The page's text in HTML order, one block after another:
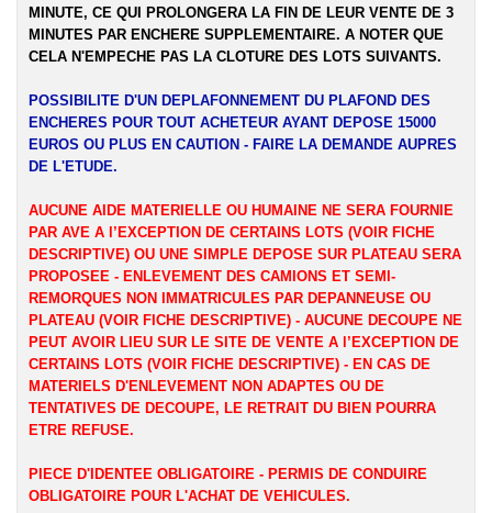
MINUTE, CE QUI PROLONGERA LA FIN DE LEUR VENTE DE 3
MINUTES PAR ENCHERE SUPPLEMENTAIRE. A NOTER QUE
CELA N'EMPECHE PAS LA CLOTURE DES LOTS SUIVANTS.
POSSIBILITE D'UN DEPLAFONNEMENT DU PLAFOND DES
ENCHERES POUR TOUT ACHETEUR AYANT DEPOSE 15000
EUROS OU PLUS EN CAUTION - FAIRE LA DEMANDE AUPRES
DE L'ETUDE.
AUCUNE AIDE MATERIELLE OU HUMAINE NE SERA FOURNIE
PAR AVE A l’EXCEPTION DE CERTAINS LOTS (VOIR FICHE
DESCRIPTIVE) OU UNE SIMPLE DEPOSE SUR PLATEAU SERA
PROPOSEE - ENLEVEMENT DES CAMIONS ET SEMI-
REMORQUES NON IMMATRICULES PAR DEPANNEUSE OU
PLATEAU (VOIR FICHE DESCRIPTIVE) - AUCUNE DECOUPE NE
PEUT AVOIR LIEU SUR LE SITE DE VENTE A l’EXCEPTION DE
CERTAINS LOTS (VOIR FICHE DESCRIPTIVE) - EN CAS DE
MATERIELS D'ENLEVEMENT NON ADAPTES OU DE
TENTATIVES DE DECOUPE, LE RETRAIT DU BIEN POURRA
ETRE REFUSE.
PIECE D'IDENTEE OBLIGATOIRE - PERMIS DE CONDUIRE
OBLIGATOIRE POUR L'ACHAT DE VEHICULES.